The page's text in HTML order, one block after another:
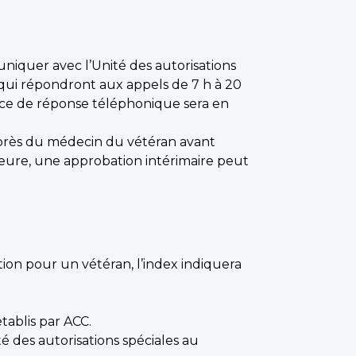
avec l’Unité des autorisations
répondront aux appels de 7 h à 20
de réponse téléphonique sera en
du médecin du vétéran avant
une approbation intérimaire peut
pour un vétéran, l’index indiquera
par ACC.
des autorisations spéciales au